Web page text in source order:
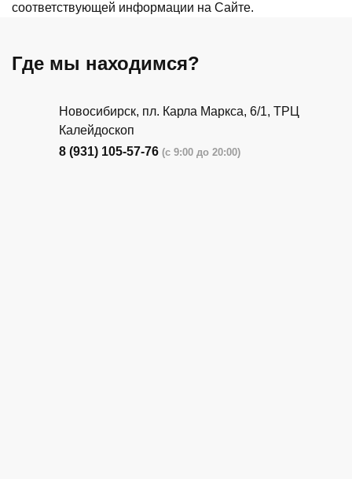
соответствующей информации на Сайте.
Где мы находимся?
Новосибирск, пл. Карла Маркса, 6/1, ТРЦ
Калейдоскоп
8 (931) 105-57-76 (с 9:00 до 20:00)